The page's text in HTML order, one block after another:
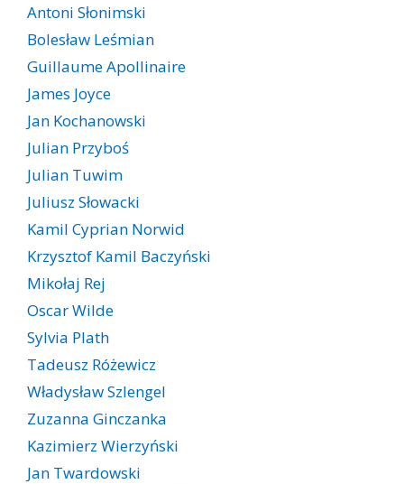
Antoni Słonimski
Bolesław Leśmian
Guillaume Apollinaire
James Joyce
Jan Kochanowski
Julian Przyboś
Julian Tuwim
Juliusz Słowacki
Kamil Cyprian Norwid
Krzysztof Kamil Baczyński
Mikołaj Rej
Oscar Wilde
Sylvia Plath
Tadeusz Różewicz
Władysław Szlengel
Zuzanna Ginczanka
Kazimierz Wierzyński
Jan Twardowski